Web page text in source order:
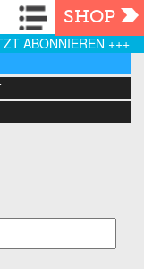
Navigation
SHOP
ABONNIEREN +++